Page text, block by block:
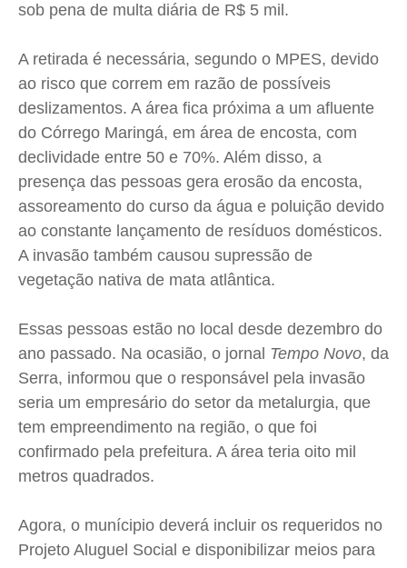
Expediente
Contato
Anuncie
Expediente
Contato
Anuncie
Expediente
Contato
Anuncie
Expediente
Contato
Anuncie
sob pena de multa diária de R$ 5 mil.
A retirada é necessária, segundo o MPES, devido
ao risco que correm em razão de possíveis
deslizamentos. A área fica próxima a um afluente
do Córrego Maringá, em área de encosta, com
declividade entre 50 e 70%. Além disso, a
presença das pessoas gera erosão da encosta,
assoreamento do curso da água e poluição devido
ao constante lançamento de resíduos domésticos.
A invasão também causou supressão de
vegetação nativa de mata atlântica.
Essas pessoas estão no local desde dezembro do
ano passado. Na ocasião, o jornal Tempo Novo, da
Serra, informou que o responsável pela invasão
seria um empresário do setor da metalurgia, que
tem empreendimento na região, o que foi
confirmado pela prefeitura. A área teria oito mil
metros quadrados.
Agora, o munícipio deverá incluir os requeridos no
Projeto Aluguel Social e disponibilizar meios para